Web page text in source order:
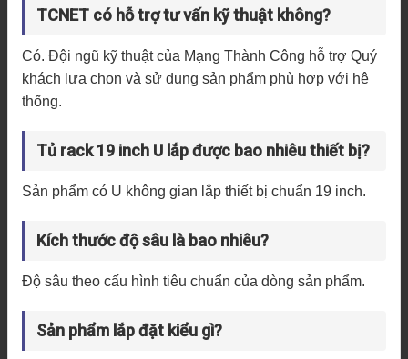
TCNET có hỗ trợ tư vấn kỹ thuật không?
Có. Đội ngũ kỹ thuật của Mạng Thành Công hỗ trợ Quý
khách lựa chọn và sử dụng sản phẩm phù hợp với hệ
thống.
Tủ rack 19 inch U lắp được bao nhiêu thiết bị?
Sản phẩm có U không gian lắp thiết bị chuẩn 19 inch.
Kích thước độ sâu là bao nhiêu?
Độ sâu theo cấu hình tiêu chuẩn của dòng sản phẩm.
Sản phẩm lắp đặt kiểu gì?